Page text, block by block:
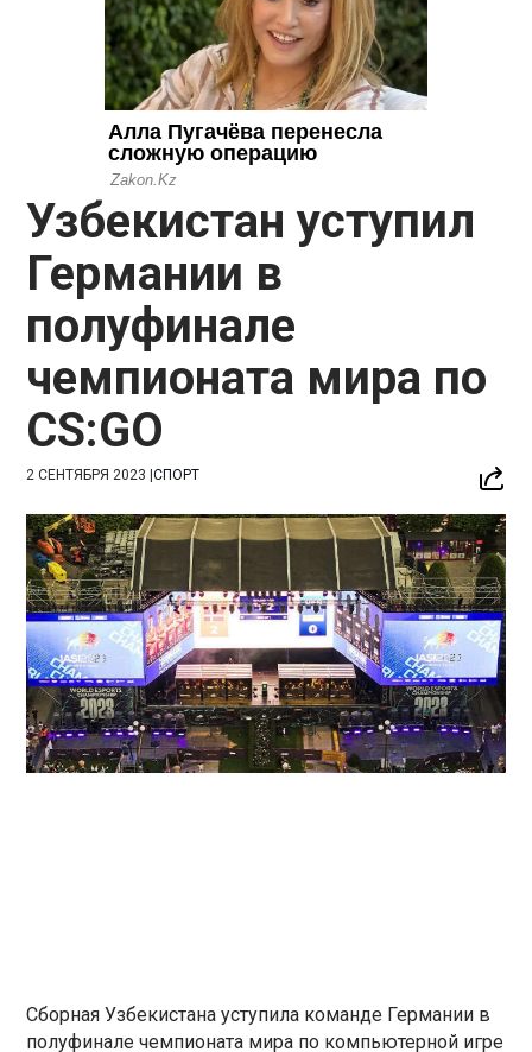
Узбекистан уступил
Германии в
полуфинале
чемпионата мира по
CS:GO
2 СЕНТЯБРЯ 2023 |СПОРТ
Сборная Узбекистана уступила команде Германии в
полуфинале чемпионата мира по компьютерной игре